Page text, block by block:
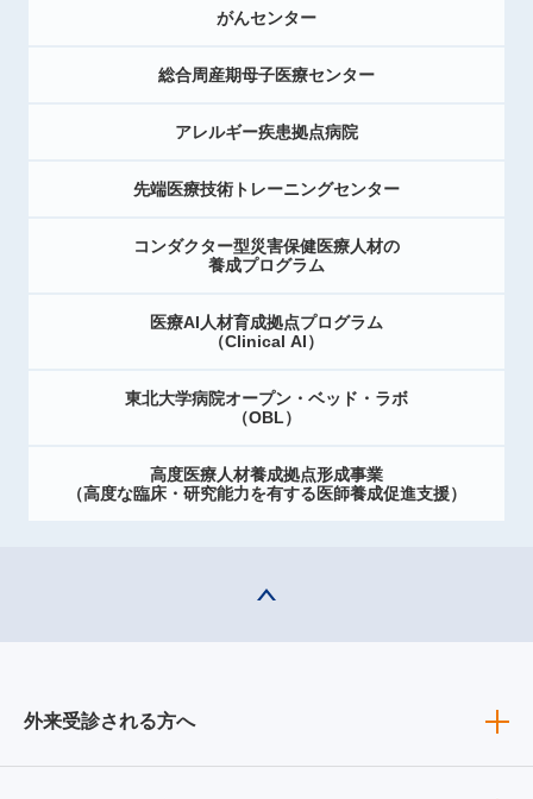
がんセンター
総合周産期母子医療センター
アレルギー疾患拠点病院
先端医療技術トレーニングセンター
コンダクター型災害保健医療人材の
養成プログラム
医療AI人材育成拠点プログラム
（Clinical AI）
東北大学病院オープン・ベッド・ラボ
（OBL）
高度医療人材養成拠点形成事業
（高度な臨床・研究能力を有する医師養成促進支援）
外来受診される方へ